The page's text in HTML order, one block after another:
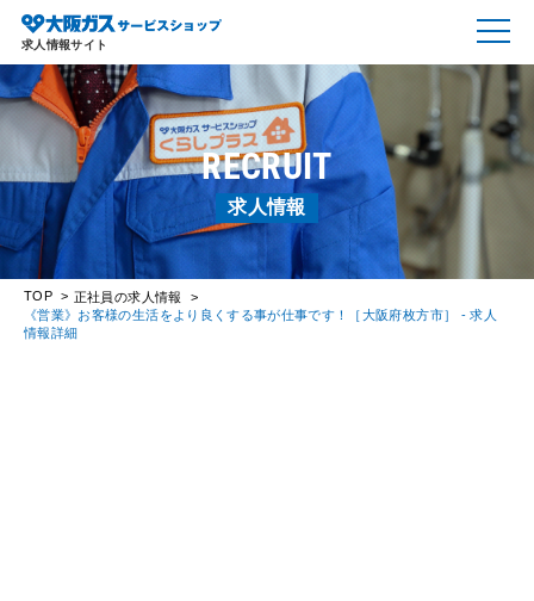
求人情報サイト
RECRUIT
求人情報
TOP
正社員の求人情報
《営業》お客様の生活をより良くする事が仕事です！［大阪府枚方市］ - 求人
情報詳細